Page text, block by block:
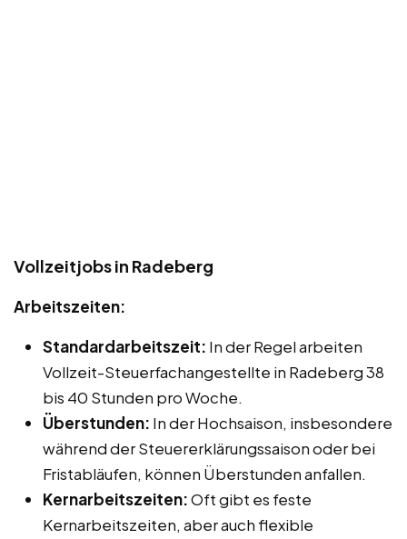
Vollzeitjobs in Radeberg
Arbeitszeiten:
Standardarbeitszeit: In der Regel arbeiten
Vollzeit-Steuerfachangestellte in Radeberg 38
bis 40 Stunden pro Woche.
Überstunden: In der Hochsaison, insbesondere
während der Steuererklärungssaison oder bei
Fristabläufen, können Überstunden anfallen.
Kernarbeitszeiten:Oft gibt es feste
Kernarbeitszeiten, aber auch flexible